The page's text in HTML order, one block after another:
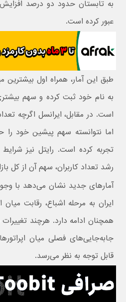
عبور کرده است.
طبق این آمار، همراه اول بیشترین
به نام خود ثبت کرده و سهم بیشتری
است. در مقابل، ایرانسل اگرچه
اما نتوانسته سهم پیشین خود
تجربه کرده است. رایتل نیز
رشد تعداد کاربران، سهم آن از کل
آمارهای جدید نشان می‌دهد با
ایران به مرحله اشباع، رقابت میان
همچنان ادامه دارد. هرچند
جابه‌جایی‌های فصلی میان
قابل توجه به نظر می‌رسد.